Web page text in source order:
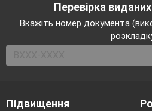
Перевірка
Вкажіть номер документа
Підвищення